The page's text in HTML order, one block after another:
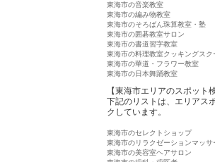
東海市の音楽教室
東海市の編み物教室
東海市のそろばん珠算教室・塾
東海市の囲碁教室サロン
東海市の書道習字教室
東海市の料理教室クッキングスク
東海市の華道・フラワー教室
東海市の日本舞踊教室
【東海市エリアのスポット
下記のリストは、エリアス
クしています。
東海市のセレクトショップ
東海市のリラクゼーションマッサ
東海市の美容室ヘアサロン